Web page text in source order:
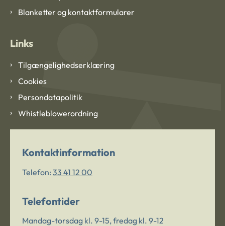
Blanketter og kontaktformularer
Links
Tilgængelighedserklæring
Cookies
Persondatapolitik
Whistleblowerordning
Kontaktinformation
Telefon: 33 41 12 00
Telefontider
Mandag-torsdag kl. 9-15, fredag kl. 9-12